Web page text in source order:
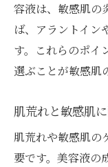
肌荒れ
ト
分
敏感肌
グ活用法
容液は、敏感肌の
ば、アラントイン
す。これらのポイ
選ぶことが敏感肌
肌荒れと敏感肌
肌荒れや敏感肌の
要です。美容液の